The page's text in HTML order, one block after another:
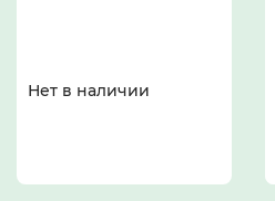
Нет в наличии